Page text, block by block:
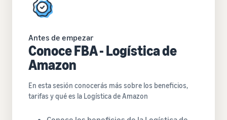
Antes de empezar
Conoce FBA - Logística de
Amazon
En esta sesión conocerás más sobre los beneficios,
tarifas y qué es la Logística de Amazon